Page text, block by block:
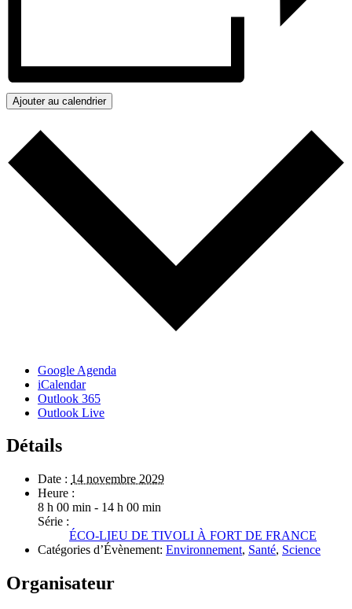
Ajouter au calendrier
Google Agenda
iCalendar
Outlook 365
Outlook Live
Détails
Date : 14 novembre 2029
Heure :
8 h 00 min - 14 h 00 min
Série :
ÉCO-LIEU DE TIVOLI À FORT DE FRANCE
Catégories d’Évènement: Environnement, Santé, Science
Organisateur